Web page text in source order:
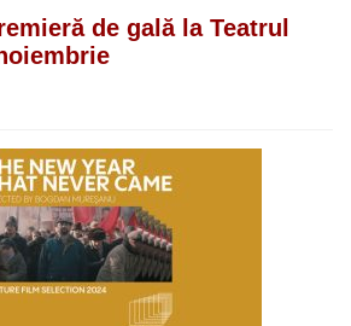
de gală la Teatrul